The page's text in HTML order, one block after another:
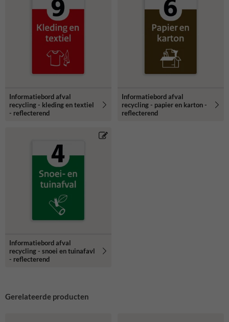
Informatiebord afval
recycling - kleding en textiel
- reflecterend
Informatiebord afval
recycling - papier en karton -
reflecterend
Informatiebord afval
recycling - snoei en tuinafavl
- reflecterend
Gerelateerde producten